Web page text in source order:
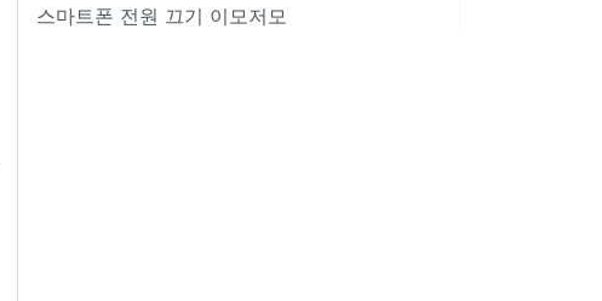
스마트폰 전원 끄기 이모저모